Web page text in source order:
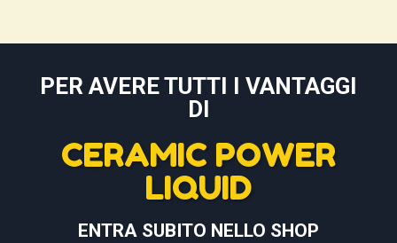
PER AVERE TUTTI I VANTAGGI
DI
CERAMIC POWER
LIQUID
ENTRA SUBITO NELLO SHOP